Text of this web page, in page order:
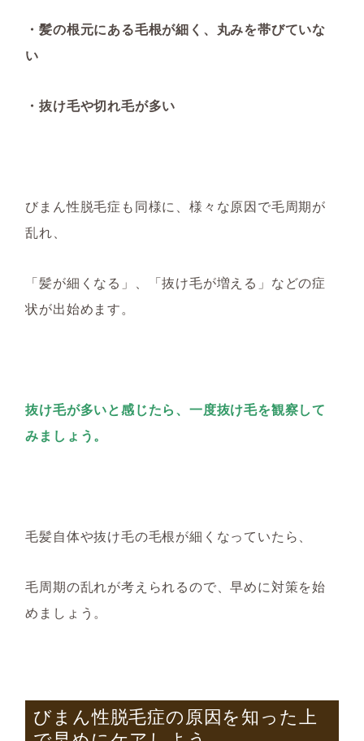
・髪の根元にある毛根が細く、丸みを帯びていな
い
・抜け毛や切れ毛が多い
びまん性脱毛症も同様に、様々な原因で毛周期が
乱れ、
「髪が細くなる」、「抜け毛が増える」などの症
状が出始めます。
抜け毛が多いと感じたら、一度抜け毛を観察して
みましょう。
毛髪自体や抜け毛の毛根が細くなっていたら、
毛周期の乱れが考えられるので、早めに対策を始
めましょう。
びまん性脱毛症の原因を知った上